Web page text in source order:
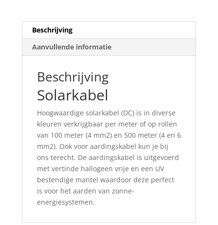
Beschrijving
Aanvullende informatie
Beschrijving
Solarkabel
Hoogwaardige solarkabel (DC) is in diverse
kleuren verkrijgbaar per meter of op rollen
van 100 meter (4 mm2) en 500 meter (4 en 6
mm2). Ook voor aardingskabel kun je bij
ons terecht. De aardingskabel is uitgevoerd
met vertinde hallogeen vrije en een UV
bestendige mantel waardoor deze perfect
is voor het aarden van zonne-
energiesystemen.